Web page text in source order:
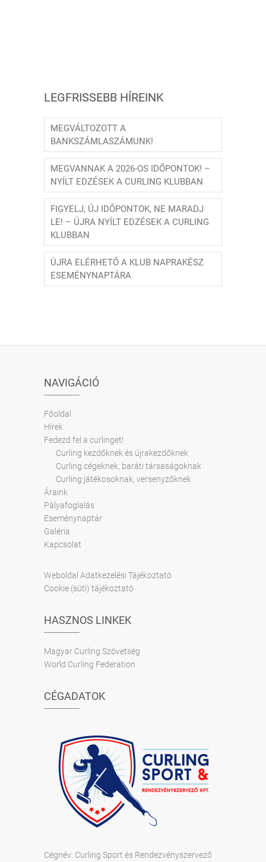
LEGFRISSEBB HÍREINK
MEGVÁLTOZOTT A
BANKSZÁMLASZÁMUNK!
MEGVANNAK A 2026-OS IDŐPONTOK! –
NYÍLT EDZÉSEK A CURLING KLUBBAN
FIGYELJ, ÚJ IDŐPONTOK, NE MARADJ
LE! – ÚJRA NYÍLT EDZÉSEK A CURLING
KLUBBAN
ÚJRA ELÉRHETŐ A KLUB NAPRAKÉSZ
ESEMÉNYNAPTÁRA
NAVIGÁCIÓ
Főoldal
Hírek
Fedezd fel a curlinget!
Curling kezdőknek és újrakezdőknek
Curling cégeknek, baráti társaságoknak
Curling játékosoknak, versenyzőknek
Áraink
Pályafoglalás
Eseménynaptár
Galéria
Kapcsolat
Weboldal Adatkezelési Tájékoztató
Cookie (süti) tájékoztató
HASZNOS LINKEK
Magyar Curling Szövetség
World Curling Federation
CÉGADATOK
Cégnév: Curling Sport és Rendezvényszervező